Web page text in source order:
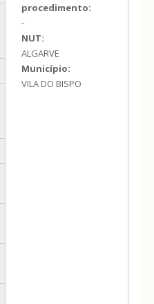
procedimento:
-
NUT:
ALGARVE
Município:
VILA DO BISPO